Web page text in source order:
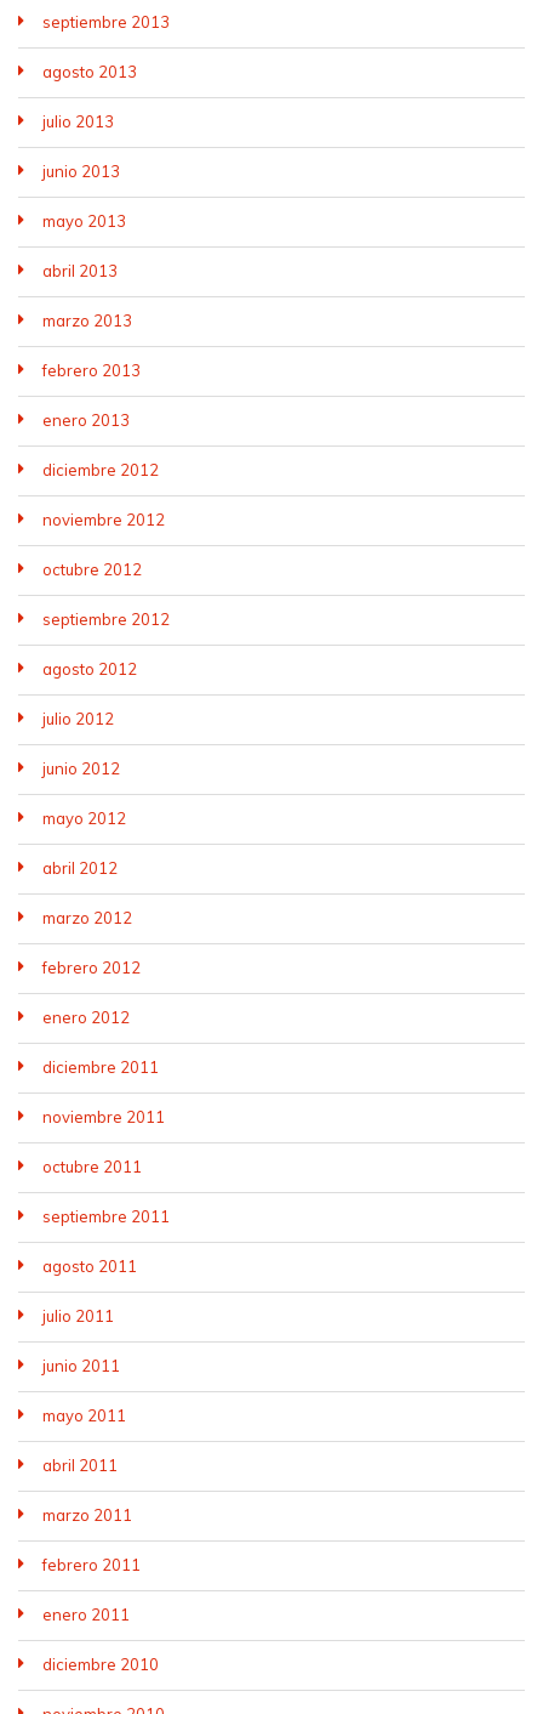
septiembre 2013
agosto 2013
julio 2013
junio 2013
mayo 2013
abril 2013
marzo 2013
febrero 2013
enero 2013
diciembre 2012
noviembre 2012
octubre 2012
septiembre 2012
agosto 2012
julio 2012
junio 2012
mayo 2012
abril 2012
marzo 2012
febrero 2012
enero 2012
diciembre 2011
noviembre 2011
octubre 2011
septiembre 2011
agosto 2011
julio 2011
junio 2011
mayo 2011
abril 2011
marzo 2011
febrero 2011
enero 2011
diciembre 2010